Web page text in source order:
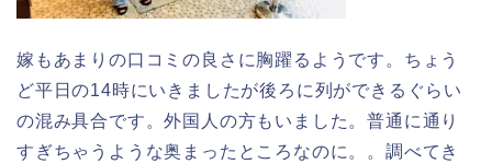
嫁もあまりの口コミの良さに胸躍るようです。ちょう
ど平日の14時にいきましたが後ろに列ができるぐらい
の混み具合です。外国人の方もいました。普通に通り
すぎちゃうような奥まったところなのに。。調べてき